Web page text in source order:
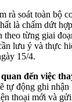
rà soát toàn bộ
là chấm dứt
từng giai
lưu ý và thực
15/4.
đến việc
tự động ghi
thoại mới và